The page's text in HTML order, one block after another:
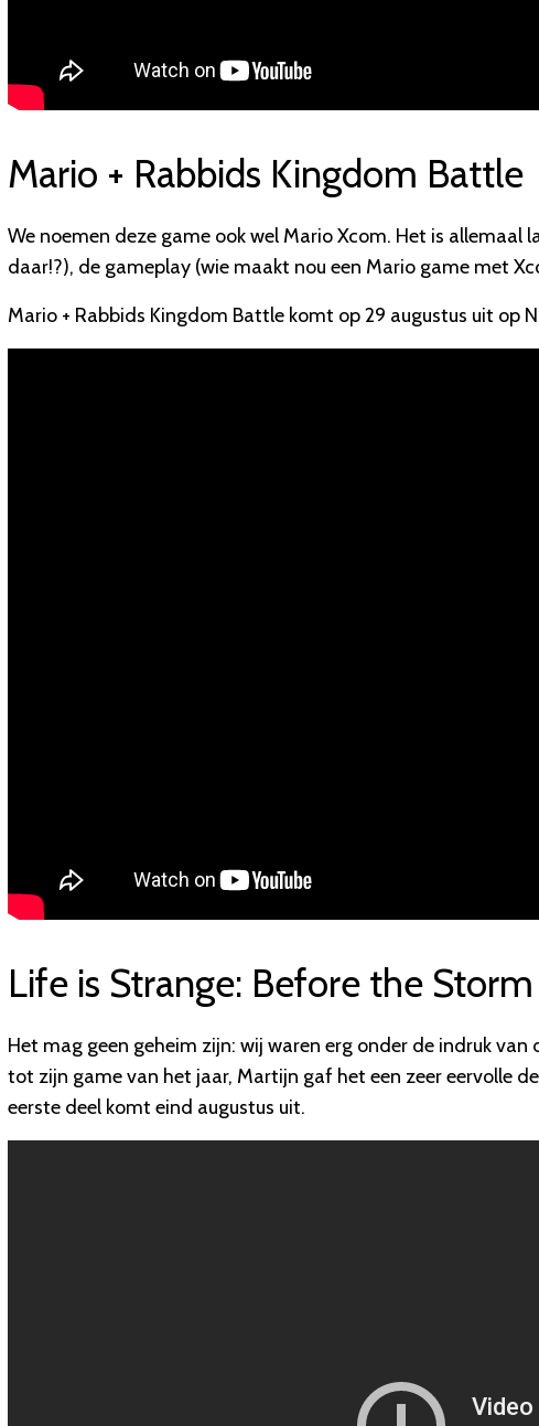
Mario + Rabbids Kingdom Battle
We noemen deze game ook wel Mario Xcom. Het is
daar!?), de gameplay (wie maakt nou een Mario game met
Mario + Rabbids Kingdom Battle komt op 29 augustus uit op
Life is Strange: Before the Storm
Het mag geen geheim zijn: wij waren erg onder de indruk
tot zijn game van het jaar, Martijn gaf het een zeer eervolle
eerste deel komt eind augustus uit.